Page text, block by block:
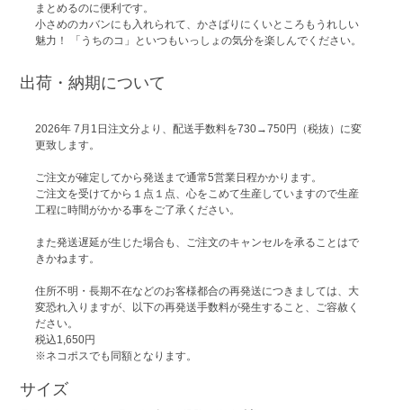
まとめるのに便利です。
小さめのカバンにも入れられて、かさばりにくいところもうれしい
魅力！ 「うちのコ」といつもいっしょの気分を楽しんでください。
出荷・納期について
2026年 7月1日注文分より、配送手数料を730→750円（税抜）に変
更致します。
ご注文が確定してから発送まで通常5営業日程かかります。
ご注文を受けてから１点１点、心をこめて生産していますので生産
工程に時間がかかる事をご了承ください。
また発送遅延が生じた場合も、ご注文のキャンセルを承ることはで
きかねます。
住所不明・長期不在などのお客様都合の再発送につきましては、大
変恐れ入りますが、以下の再発送手数料が発生すること、ご容赦く
ださい。
税込1,650円
※ネコポスでも同額となります。
サイズ